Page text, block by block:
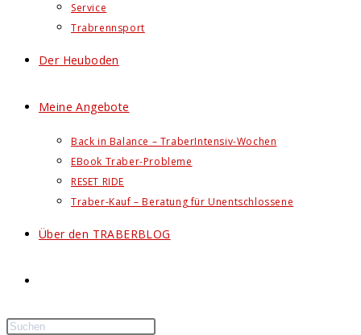
Service
Trabrennsport
Der Heuboden
Meine Angebote
Back in Balance – TraberIntensiv-Wochen
EBook Traber-Probleme
RESET RIDE
Traber-Kauf – Beratung für Unentschlossene
Über den TRABERBLOG
Suche